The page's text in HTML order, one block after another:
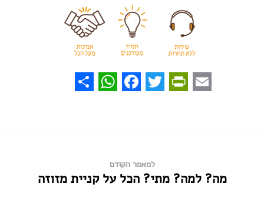
למאמר הקודם
מה? למה? מתי? הכל על קניית מזוזה